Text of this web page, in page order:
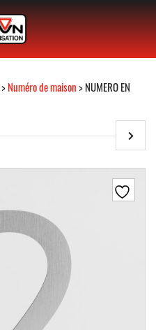
>Numéro de maison> NUMERO EN